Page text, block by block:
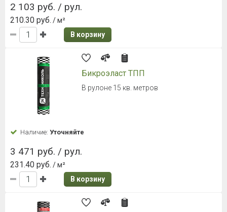
2 103 руб. / рул.
210.30 руб. / м²
В корзину
Бикроэласт ТПП
В рулоне 15 кв. метров
Наличие: Уточняйте
3 471 руб. / рул.
231.40 руб. / м²
В корзину